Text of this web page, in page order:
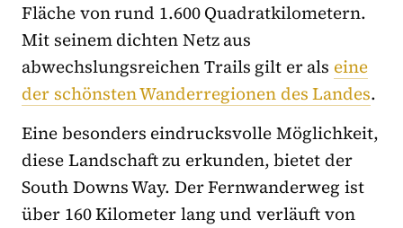
Fläche von rund 1.600 Quadratkilometern.
Mit seinem dichten Netz aus
abwechslungsreichen Trails gilt er als eine
der schönsten Wanderregionen des Landes.
Eine besonders eindrucksvolle Möglichkeit,
diese Landschaft zu erkunden, bietet der
South Downs Way. Der Fernwanderweg ist
über 160 Kilometer lang und verläuft von